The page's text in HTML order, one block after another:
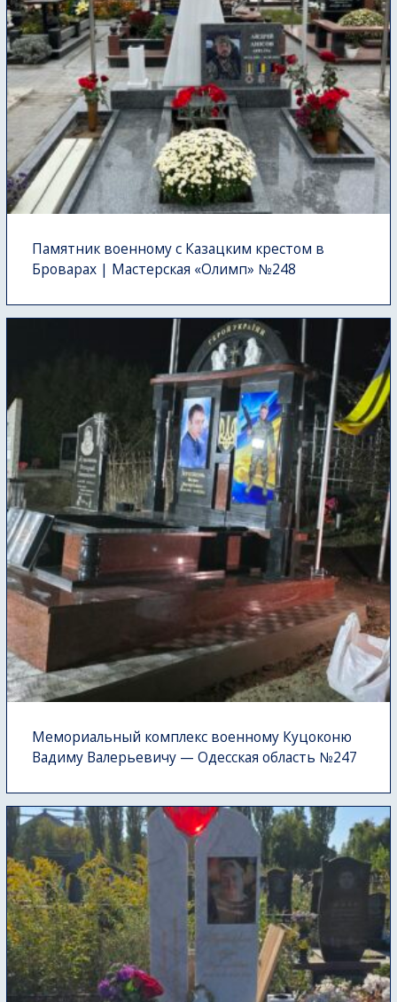
Памятник военному с Казацким крестом в
Броварах | Мастерская «Олимп» №248
Мемориальный комплекс военному Куцоконю
Вадиму Валерьевичу — Одесская область №247